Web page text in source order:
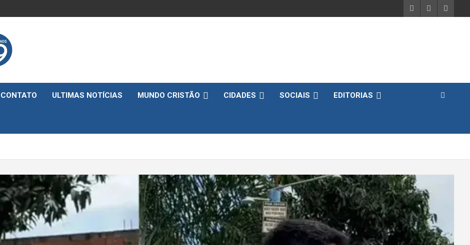
CONTATO ULTIMAS NOTÍCIAS MUNDO CRISTÃO CIDADES SOCIAIS EDITORIAS